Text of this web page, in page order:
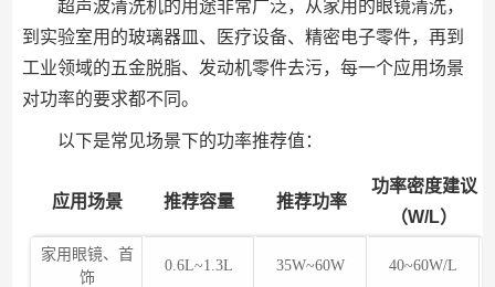
超声波清洗机的用途非常广泛，从家用的眼镜清洗，
到实验室用的玻璃器皿、医疗设备、精密电子零件，再到
工业领域的五金脱脂、发动机零件去污，每一个应用场景
对功率的要求都不同。
以下是常见场景下的功率推荐值：
应用场景 推荐容量 推荐功率
功率密度建议
（W/L）
家用眼镜、首
饰
0.6L~1.3L 35W~60W 40~60W/L